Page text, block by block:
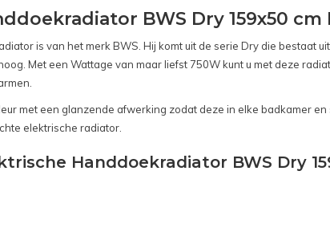
BWS Dry 159x50
is van het merk BWS. Hij komt uit de serie Dry die bestaat
Met een Wattage van maar liefst 750W kunt u met deze
met een glanzende afwerking zodat deze in elke badkamer
elektrische radiator.
Handdoekradiator BWS Dry